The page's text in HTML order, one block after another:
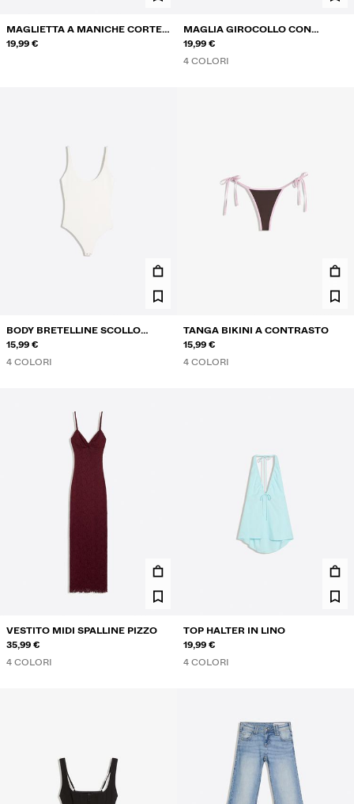
MAGLIETTA A MANICHE CORTE
SPIDER-MAN
19,99 €
MAGLIA GIROCOLLO CON
MANICHE A RAGLAN
19,99 €
4 COLORI
BODY BRETELLINE SCOLLO
TONDO
15,99 €
4 COLORI
TANGA BIKINI A CONTRASTO
15,99 €
4 COLORI
VESTITO MIDI SPALLINE PIZZO
35,99 €
4 COLORI
TOP HALTER IN LINO
19,99 €
4 COLORI